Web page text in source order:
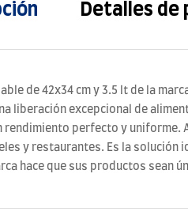
Detalles de
de 42x34 cm y 3.5 lt de la
liberación excepcional de
perfecto y
y restaurantes. Es la
hace que sus productos sean